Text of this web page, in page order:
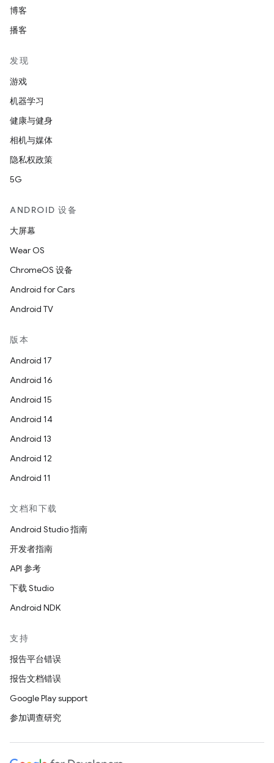
博客
播客
发现
游戏
机器学习
健康与健身
相机与媒体
隐私权政策
5G
ANDROID 设备
大屏幕
Wear OS
ChromeOS 设备
Android for Cars
Android TV
版本
Android 17
Android 16
Android 15
Android 14
Android 13
Android 12
Android 11
文档和下载
Android Studio 指南
开发者指南
API 参考
下载 Studio
Android NDK
支持
报告平台错误
报告文档错误
Google Play support
参加调查研究